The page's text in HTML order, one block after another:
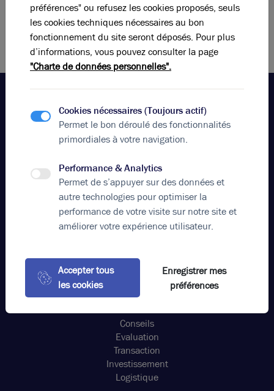
Retrouvez la société RGIS dans le 3e arr. de Lyon !
Votre agence
Brice Robert Arthur Loyd
Appeler
contact@bricerobert.com
15 rue Bossuet, 69006 Lyon France
Nos offres
Location commerces Métropole de Lyon
Location bureaux
Conseils
Evaluation
Transaction
Investissement
Logistique
préférences" ou refusez les cookies proposés, seuls
les cookies techniques nécessaires au bon
fonctionnement du site seront déposés. Pour plus
d’informations, vous pouvez consulter la page
"Charte de données personnelles".
Cookies nécessaires (Toujours actif)
Permet le bon déroulé des fonctionnalités
primordiales à votre navigation.
Performance & Analytics
Permet de s’appuyer sur des données et
autre technologies pour optimiser la
performance de votre visite sur notre site et
améliorer votre expérience utilisateur.
Accepter tous
les cookies
Enregistrer mes
préférences